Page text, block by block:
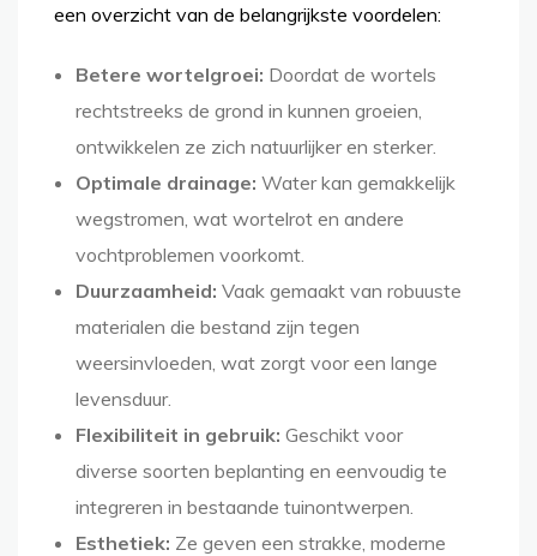
een overzicht van de belangrijkste voordelen:
Betere wortelgroei: Doordat de wortels
rechtstreeks de grond in kunnen groeien,
ontwikkelen ze zich natuurlijker en sterker.
Optimale drainage: Water kan gemakkelijk
wegstromen, wat wortelrot en andere
vochtproblemen voorkomt.
Duurzaamheid: Vaak gemaakt van robuuste
materialen die bestand zijn tegen
weersinvloeden, wat zorgt voor een lange
levensduur.
Flexibiliteit in gebruik: Geschikt voor
diverse soorten beplanting en eenvoudig te
integreren in bestaande tuinontwerpen.
Esthetiek: Ze geven een strakke, moderne